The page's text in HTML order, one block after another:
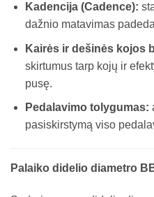
Kadencija (Cadence):
dažnio matavimas
Kairės ir dešinės kojos
skirtumus tarp kojų ir
pusę.
Pedalavimo tolygumas:
pasiskirstymą viso
Palaiko didelio diametro